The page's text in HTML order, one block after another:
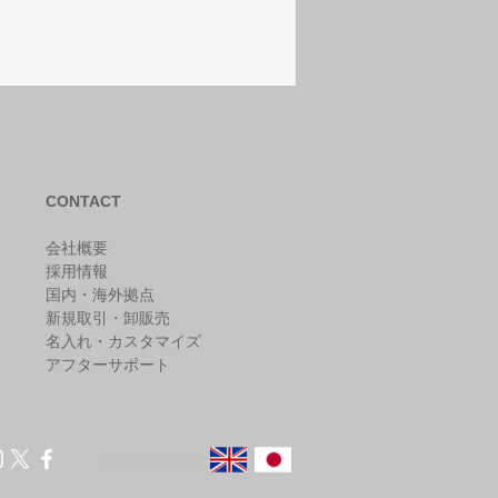
CONTACT
会社概要
採用情報
国内・海外拠点
新規取引・卸販売
​名入れ・カスタマイズ
アフターサポート